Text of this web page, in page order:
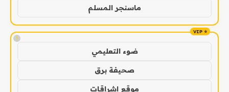
ماسنجر المسلم
!
ضوء التعليمي
صحيفة برق
موقع اشراقات